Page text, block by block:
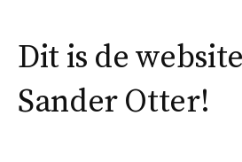
Dit is de
Sander Otter!